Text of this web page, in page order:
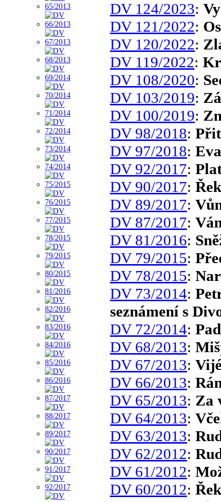
DV 124/2023:
DV 121/2022:
DV 120/2022:
DV 119/2022:
DV 108/2020:
DV 103/2019:
DV 100/2019:
DV 98/2018:
DV 97/2018:
DV 92/2017:
DV 90/2017:
DV 89/2017:
DV 87/2017:
DV 81/2016:
DV 79/2015:
DV 78/2015:
DV 73/2014:
seznámení s
DV 72/2014:
DV 68/2013:
DV 67/2013:
DV 66/2013:
DV 65/2013: Za
DV 64/2013:
DV 63/2013:
DV 62/2012:
DV 61/2012:
DV 60/2012: